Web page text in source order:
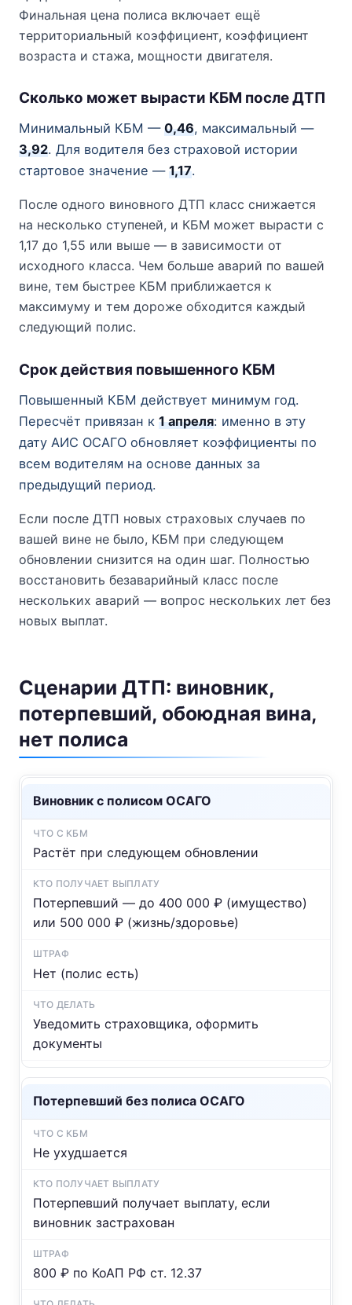
Финальная цена полиса включает ещё
территориальный коэффициент, коэффициент
возраста и стажа, мощности двигателя.
Сколько может вырасти КБМ после ДТП
Минимальный КБМ — 0,46, максимальный —
3,92. Для водителя без страховой истории
стартовое значение — 1,17.
После одного виновного ДТП класс снижается
на несколько ступеней, и КБМ может вырасти с
1,17 до 1,55 или выше — в зависимости от
исходного класса. Чем больше аварий по вашей
вине, тем быстрее КБМ приближается к
максимуму и тем дороже обходится каждый
следующий полис.
Срок действия повышенного КБМ
Повышенный КБМ действует минимум год.
Пересчёт привязан к 1 апреля: именно в эту
дату АИС ОСАГО обновляет коэффициенты по
всем водителям на основе данных за
предыдущий период.
Если после ДТП новых страховых случаев по
вашей вине не было, КБМ при следующем
обновлении снизится на один шаг. Полностью
восстановить безаварийный класс после
нескольких аварий — вопрос нескольких лет без
новых выплат.
Сценарии ДТП: виновник,
потерпевший, обоюдная вина,
нет полиса
Виновник с полисом ОСАГО
Растёт при следующем обновлении
Потерпевший — до 400 000 ₽ (имущество)
или 500 000 ₽ (жизнь/здоровье)
Нет (полис есть)
Уведомить страховщика, оформить
документы
Потерпевший без полиса ОСАГО
Не ухудшается
Потерпевший получает выплату, если
виновник застрахован
800 ₽ по КоАП РФ ст. 12.37